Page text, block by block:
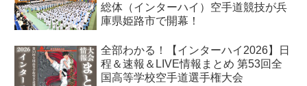
総体（インターハイ）空手道競技が兵
庫県姫路市で開幕！
全部わかる！【インターハイ2026】日
程＆速報＆LIVE情報まとめ 第53回全
国高等学校空手道選手権大会